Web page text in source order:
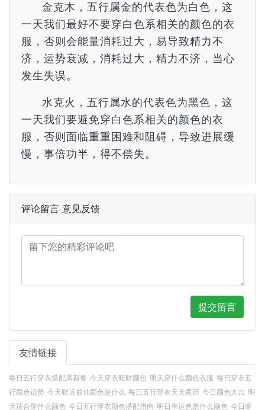
金克木，五行属金的代表色为白色，这
一天我们最好不要穿白色系相关的颜色的衣
服，否则会能量消耗过大，易导致精力不
济，运势衰减，消耗过大，精力不济，当心
发生失误。
水克火，五行属水的代表色为黑色，这
一天我们要避免穿白色系相关的颜色的衣
服，否则面临重重困难和阻碍，导致进展缓
慢，事倍功半，得不偿失。
评论留言 意见反馈
提交留言
友情链接
每日五行穿衣搭配周新春 今天穿衣旺财颜色 明天穿什么颜色衣服 每日穿衣五
行颜色运势 今天财运最佳颜色是什么 每日五行穿衣天天黄历 今日颜色大吉 明
天适合穿什么颜色 今日五行穿衣颜色搭配指南 明日幸运色是什么颜色 今日穿